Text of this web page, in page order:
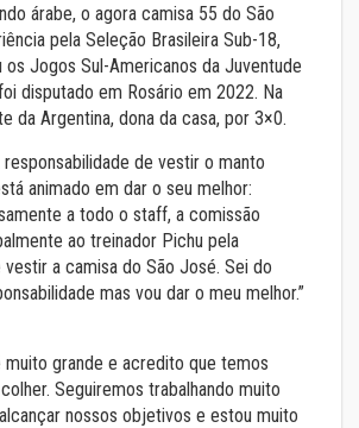
árabe, o agora camisa 55 do São
pela Seleção Brasileira Sub-18,
os Jogos Sul-Americanos da Juventude
disputado em Rosário em 2022. Na
da Argentina, dona da casa, por 3×0.
de vestir o manto
animado em dar o seu melhor:
a todo o staff, a comissão
ao treinador Pichu pela
a camisa do São José. Sei do
mas vou dar o meu melhor.”
muito grande e acredito que temos
Seguiremos trabalhando muito
nossos objetivos e estou muito